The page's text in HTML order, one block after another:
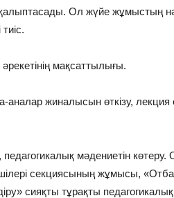
Ол жүйе жұмыстың
мақсаттылығы.
жиналысын өткізу, лекция
педагогикалық мәдениетін
секциясының жұмысы,
сияқты тұрақты